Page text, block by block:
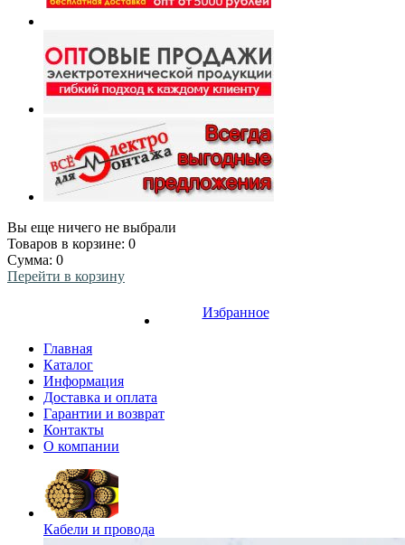
Вы еще ничего не выбрали
Товаров в корзине: 0
Сумма: 0
Перейти в корзину
Избранное
Главная
Каталог
Информация
Доставка и оплата
Гарантии и возврат
Контакты
О компании
Кабели и провода